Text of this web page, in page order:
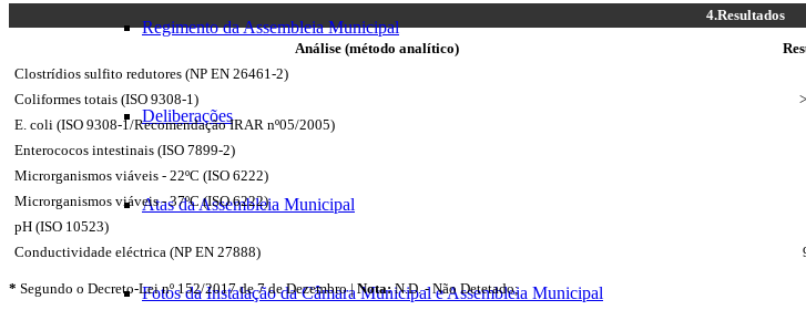
Regimento da Assembleia Municipal
Deliberações
Atas da Assembleia Municipal
Fotos da Instalação da Câmara Municipal e Assembleia Municipal
4.Resultados
Análise (método analítico)
Clostrídios sulfito redutores (NP EN 26461-2)
Coliformes totais (ISO 9308-1)
E. coli (ISO 9308-1/Recomendação IRAR nº05/2005)
Enterococos intestinais (ISO 7899-2)
Microrganismos viáveis - 22ºC (ISO 6222)
Microrganismos viáveis - 37ºC (ISO 6222)
pH (ISO 10523)
Conductividade eléctrica (NP EN 27888)
* Segundo o Decreto-Lei nº 152/2017 de 7 de Dezembro |Nota:N.D. - Não Detetado;